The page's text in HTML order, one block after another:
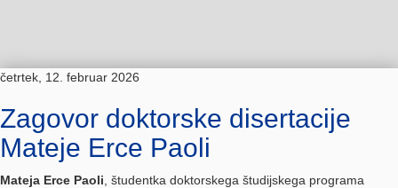
četrtek, 12. februar 2026
Zagovor doktorske disertacije
Mateje Erce Paoli
Mateja Erce Paoli , študentka doktorskega študijskega programa